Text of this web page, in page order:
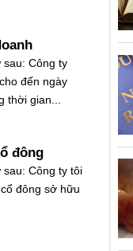
Công ty
đến ngày
thời gian...
đông
Công ty tôi
đông sở hữu